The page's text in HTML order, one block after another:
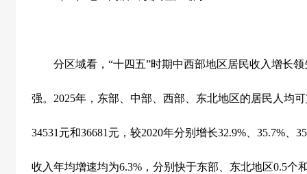
分区域看， “十四五”时期中西部地区居民收入增长
强。 2025年，东部、中部、西部、东北地区的居民人均
34531 元和36681 元，较2020年分别增长32.9% 35.7%
收入年均增速均为6.3% ，分别快于东部、东北地区0.5个